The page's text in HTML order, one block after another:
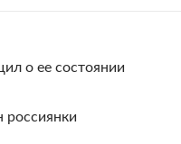
о ее состоянии
россиянки